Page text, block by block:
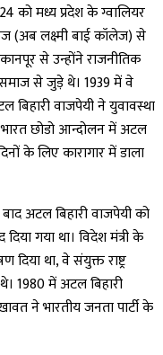
को मध्य प्रदेश के ग्वालियर
(अब लक्ष्मी बाई कॉलेज) से
से उन्होंने राजनीतिक
समाज से जुड़े थे। 1939 में वे
बिहारी वाजपेयी ने युवावस्था
छोडो आन्दोलन में अटल
के लिए कारागार में डाला
अटल बिहारी वाजपेयी को
गया था। विदेश मंत्री के
दिया था, वे संयुक्त राष्ट्र
1980 में अटल बिहारी
ने भारतीय जनता पार्टी के